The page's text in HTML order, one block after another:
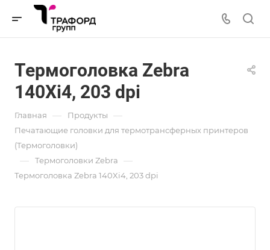
Термоголовка Zebra
140Xi4, 203 dpi
Главная — Продукты —
Печатающие головки для термотрансферных принтеров
(Термоголовки)
— Термоголовки Zebra —
Термоголовка Zebra 140Xi4, 203 dpi